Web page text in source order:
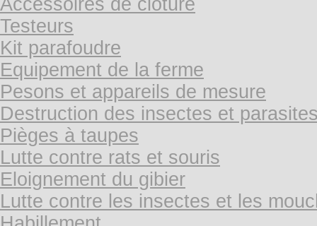
Accessoires de clôture
Testeurs
Kit parafoudre
Equipement de la ferme
Pesons et appareils de mesure
Destruction des insectes et
Pièges à taupes
Lutte contre rats et souris
Eloignement du gibier
Lutte contre les insectes et les